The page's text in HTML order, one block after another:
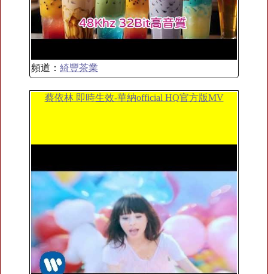
頻道： 綺豐茶業
蔡依林 即時生效-華納official HQ官方版MV